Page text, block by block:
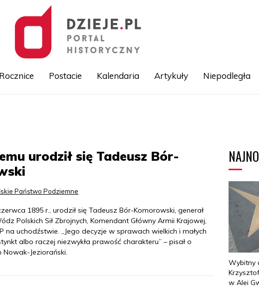
Rocznice Postacie Kalendaria Artykuły Niepodległa
urodził się Tadeusz Bór-
Państwo Podziemne
1895 r., urodził się Tadeusz Bór-Komorowski, generał
Polskich Sił Zbrojnych, Komendant Główny Armii Krajowej,
na uchodźstwie. „Jego decyzje w sprawach wielkich i małych
albo raczej niezwykła prawość charakteru” – pisał o
Nowak-Jeziorański.
Wybitny
w Alei